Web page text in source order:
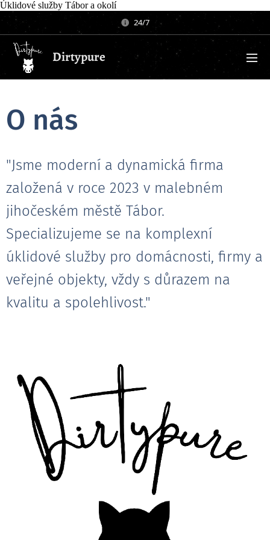
Úklidové služby Tábor a okolí
24/7
Dirtypure
O nás
"Jsme moderní a dynamická firma
založená v roce 2023 v malebném
jihočeském městě Tábor.
Specializujeme se na komplexní
úklidové služby pro domácnosti, firmy a
veřejné objekty, vždy s důrazem na
kvalitu a spolehlivost."